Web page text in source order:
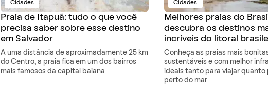
Cidades
Praia de Itapuã: tudo o que você
precisa saber sobre esse destino
em Salvador
A uma distância de aproximadamente 25 km
do Centro, a praia fica em um dos bairros
mais famosos da capital baiana
Cidades
Melhores praias do
descubra os destinos
incríveis do litoral
Conheça as praias mais
sustentáveis e com melhor
ideais tanto para viajar quanto
perto do mar